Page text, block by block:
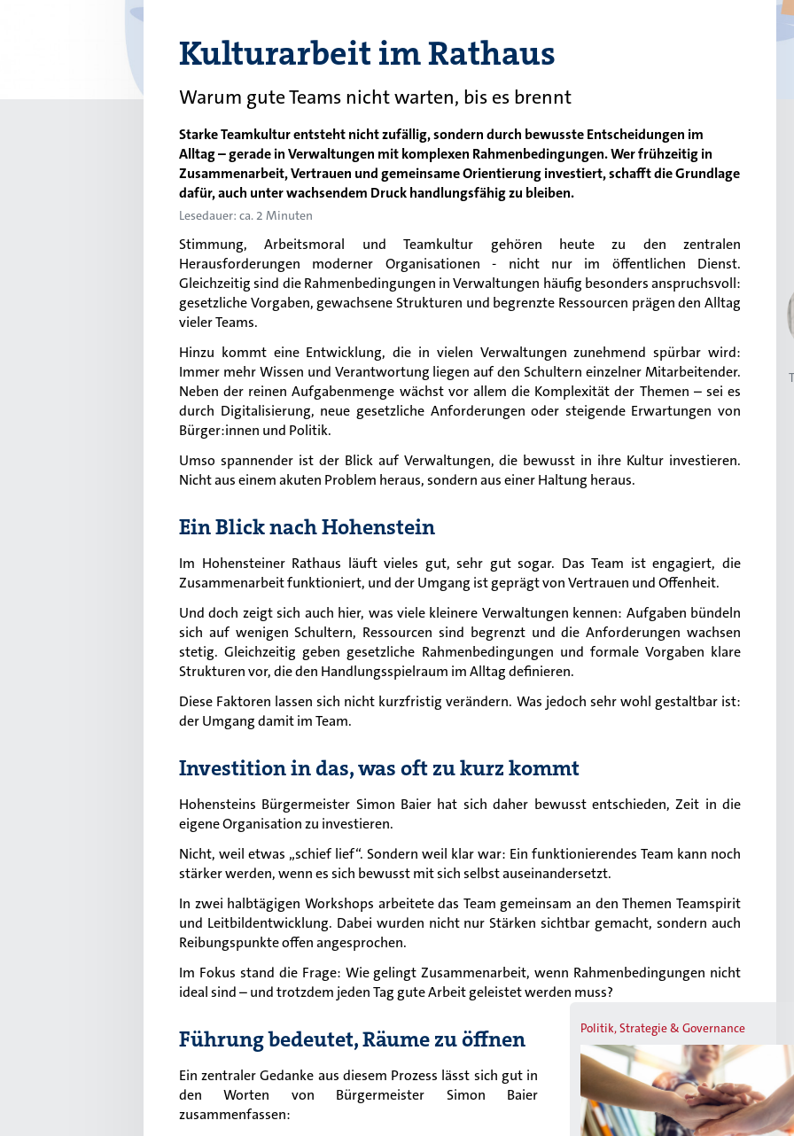
Kulturarbeit im Rathaus
Warum gute Teams nicht warten, bis es brennt
Starke Teamkultur entsteht nicht zufällig, sondern durch bewusste Entscheidungen im
Alltag – gerade in Verwaltungen mit komplexen Rahmenbedingungen. Wer frühzeitig in
Zusammenarbeit, Vertrauen und gemeinsame Orientierung investiert, schafft die Grundlage
dafür, auch unter wachsendem Druck handlungsfähig zu bleiben.
Lesedauer: ca. 2 Minuten
Stimmung, Arbeitsmoral und Teamkultur gehören heute zu den zentralen
Herausforderungen moderner Organisationen - nicht nur im öffentlichen Dienst.
Gleichzeitig sind die Rahmenbedingungen in Verwaltungen häufig besonders anspruchsvoll:
gesetzliche Vorgaben, gewachsene Strukturen und begrenzte Ressourcen prägen den Alltag
vieler Teams.
Hinzu kommt eine Entwicklung, die in vielen Verwaltungen zunehmend spürbar wird:
Immer mehr Wissen und Verantwortung liegen auf den Schultern einzelner Mitarbeitender.
Neben der reinen Aufgabenmenge wächst vor allem die Komplexität der Themen – sei es
durch Digitalisierung, neue gesetzliche Anforderungen oder steigende Erwartungen von
Bürger:innen und Politik.
Umso spannender ist der Blick auf Verwaltungen, die bewusst in ihre Kultur investieren.
Nicht aus einem akuten Problem heraus, sondern aus einer Haltung heraus.
Ein Blick nach Hohenstein
Im Hohensteiner Rathaus läuft vieles gut, sehr gut sogar. Das Team ist engagiert, die
Zusammenarbeit funktioniert, und der Umgang ist geprägt von Vertrauen und Offenheit.
Und doch zeigt sich auch hier, was viele kleinere Verwaltungen kennen: Aufgaben bündeln
sich auf wenigen Schultern, Ressourcen sind begrenzt und die Anforderungen wachsen
stetig. Gleichzeitig geben gesetzliche Rahmenbedingungen und formale Vorgaben klare
Strukturen vor, die den Handlungsspielraum im Alltag definieren.
Diese Faktoren lassen sich nicht kurzfristig verändern. Was jedoch sehr wohl gestaltbar ist:
der Umgang damit im Team.
Investition in das, was oft zu kurz kommt
Hohensteins Bürgermeister Simon Baier hat sich daher bewusst entschieden, Zeit in die
eigene Organisation zu investieren.
Nicht, weil etwas „schief lief“. Sondern weil klar war: Ein funktionierendes Team kann noch
stärker werden, wenn es sich bewusst mit sich selbst auseinandersetzt.
In zwei halbtägigen Workshops arbeitete das Team gemeinsam an den Themen Teamspirit
und Leitbildentwicklung. Dabei wurden nicht nur Stärken sichtbar gemacht, sondern auch
Reibungspunkte offen angesprochen.
Im Fokus stand die Frage: Wie gelingt Zusammenarbeit, wenn Rahmenbedingungen nicht
ideal sind – und trotzdem jeden Tag gute Arbeit geleistet werden muss?
Politik, Strategie & Governance
Führung bedeutet, Räume zu öffnen
Ein zentraler Gedanke aus diesem Prozess lässt sich gut in
den Worten von Bürgermeister Simon Baier
zusammenfassen: